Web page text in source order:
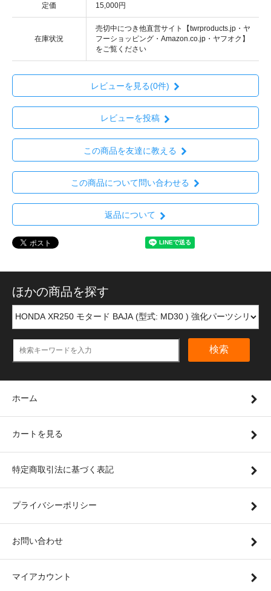
定価 15,000円
在庫状況
売切中につき他直営サイト【twrproducts.jp・ヤ
フーショッピング・Amazon.co.jp・ヤフオク】
をご覧ください
レビューを見る(0件)
レビューを投稿
この商品を友達に教える
この商品について問い合わせる
返品について
ほかの商品を探す
検索
ホーム
カートを見る
特定商取引法に基づく表記
プライバシーポリシー
お問い合わせ
マイアカウント